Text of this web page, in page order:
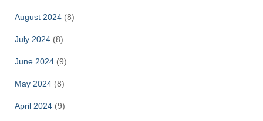
August 2024 (8)
July 2024 (8)
June 2024 (9)
May 2024 (8)
April 2024 (9)